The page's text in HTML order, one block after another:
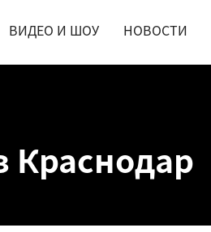
ВИДЕО И ШОУ НОВОСТИ
Краснодар